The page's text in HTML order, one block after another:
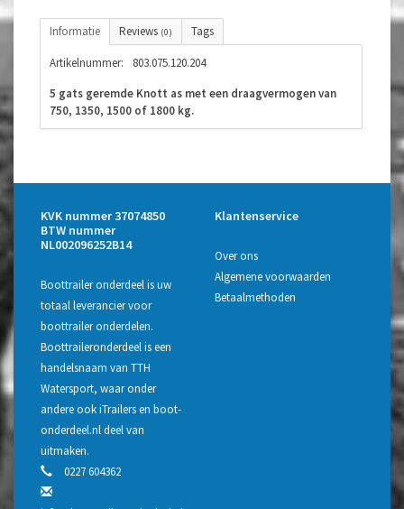
Informatie Reviews (0) Tags
Artikelnummer:
803.075.120.204
5 gats geremde Knott as met een draagvermogen van
750, 1350, 1500 of 1800 kg.
KVK nummer 37074850
BTW nummer
NL002096252B14
Boottrailer onderdeel is uw
totaal leverancier voor
boottrailer onderdelen.
Boottraileronderdeel is een
handelsnaam van TTH
Watersport, waar onder
andere ook iTrailers en boot-
onderdeel.nl deel van
uitmaken.
0227 604362
Klantenservice
Over ons
Algemene voorwaarden
Betaalmethoden